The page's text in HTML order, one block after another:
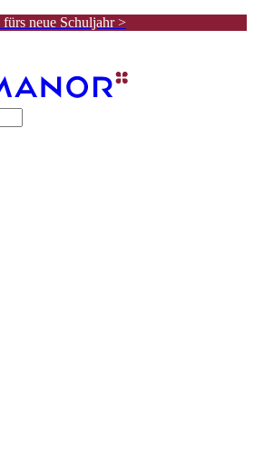
neue Schuljahr >